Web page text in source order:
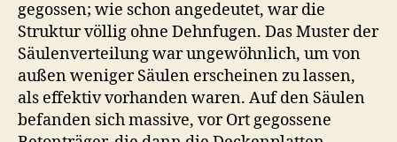
gegossen; wie schon angedeutet, war die
Struktur völlig ohne Dehnfugen. Das Muster der
Säulenverteilung war ungewöhnlich, um von
außen weniger Säulen erscheinen zu lassen,
als effektiv vorhanden waren. Auf den Säulen
befanden sich massive, vor Ort gegossene